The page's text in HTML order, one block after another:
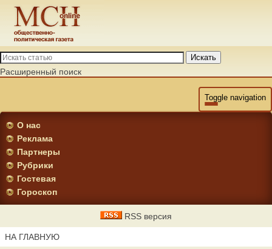
Искать
Расширенный поиск
Toggle navigation
О нас
Реклама
Партнеры
Рубрики
Гостевая
Гороскоп
RSS версия
НА ГЛАВНУЮ